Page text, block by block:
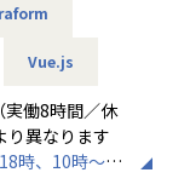
め、一人現場
定例MTGやチ
す。
Vue.js
働8時間／休
より異なります
時、10時～19